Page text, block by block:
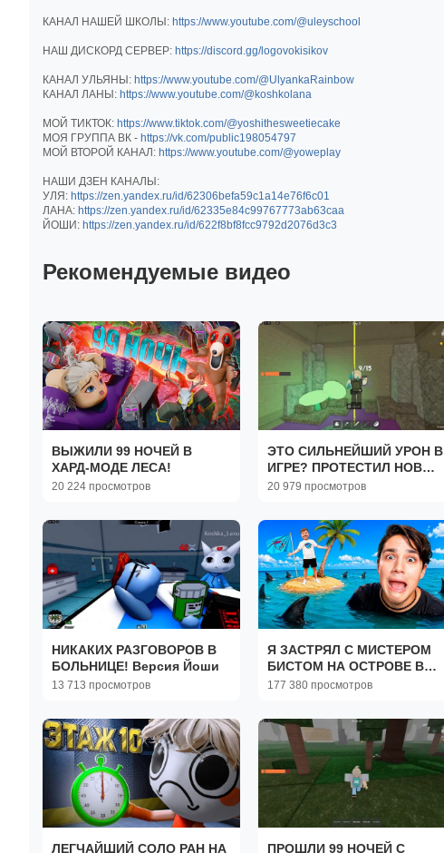
КАНАЛ НАШЕЙ ШКОЛЫ: https://www.youtube.com/@uleyschool
НАШ ДИСКОРД СЕРВЕР: https://discord.gg/logovokisikov
КАНАЛ УЛЬЯНЫ: https://www.youtube.com/@UlyankaRainbow
КАНАЛ ЛАНЫ: https://www.youtube.com/@koshkolana
МОЙ ТИКТОК: https://www.tiktok.com/@yoshithesweetiecake
МОЯ ГРУППА ВК - https://vk.com/public198054797
МОЙ ВТОРОЙ КАНАЛ: https://www.youtube.com/@yoweplay
НАШИ ДЗЕН КАНАЛЫ:
УЛЯ: https://zen.yandex.ru/id/62306befa59c1a14e76f6c01
ЛАНА: https://zen.yandex.ru/id/62335e84c99767773ab63caa
ЙОШИ: https://zen.yandex.ru/id/622f8bf8fcc9792d2076d3c3
Рекомендуемые видео
ВЫЖИЛИ 99 НОЧЕЙ В
ХАРД-МОДЕ ЛЕСА!
20 224 просмотров
ЭТО СИЛЬНЕЙШИЙ УРОН В
ИГРЕ? ПРОТЕСТИЛ НОВЫЙ
КЛАСС В 99 НОЧЕЙ В
20 979 просмотров
НИКАКИХ РАЗГОВОРОВ В
БОЛЬНИЦЕ! Версия Йоши
13 713 просмотров
Я ЗАСТРЯЛ С МИСТЕРОМ
БИСТОМ НА ОСТРОВЕ В
ROBLOX!
177 380 просмотров
ЛЕГЧАЙШИЙ СОЛО РАН НА
ПРОШЛИ 99 НОЧЕЙ С